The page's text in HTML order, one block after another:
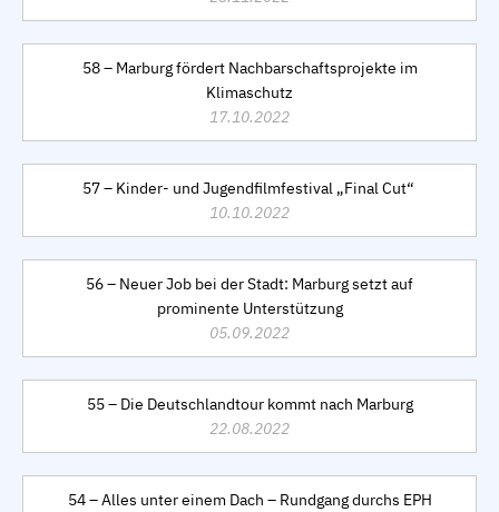
58 – Marburg fördert Nachbarschaftsprojekte im
Klimaschutz
17.10.2022
57 – Kinder- und Jugendfilmfestival „Final Cut“
10.10.2022
56 – Neuer Job bei der Stadt: Marburg setzt auf
prominente Unterstützung
05.09.2022
55 – Die Deutschlandtour kommt nach Marburg
22.08.2022
54 – Alles unter einem Dach – Rundgang durchs EPH